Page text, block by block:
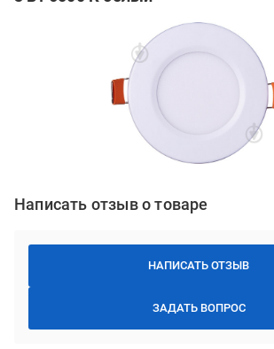
Написать отзыв о товаре
НАПИСАТЬ ОТЗЫВ
ЗАДАТЬ ВОПРОС